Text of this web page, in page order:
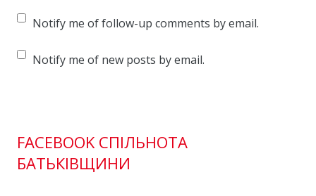
Notify me of follow-up comments by email.
Notify me of new posts by email.
FACEBOOK СПІЛЬНОТА
БАТЬКІВЩИНИ